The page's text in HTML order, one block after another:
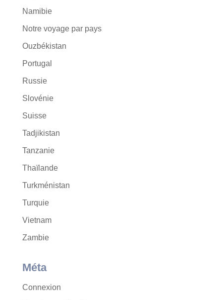
Namibie
Notre voyage par pays
Ouzbékistan
Portugal
Russie
Slovénie
Suisse
Tadjikistan
Tanzanie
Thaïlande
Turkménistan
Turquie
Vietnam
Zambie
Méta
Connexion